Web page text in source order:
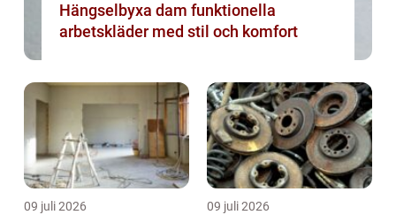
Hängselbyxa dam funktionella
arbetskläder med stil och komfort
09 juli 2026 09 juli 2026